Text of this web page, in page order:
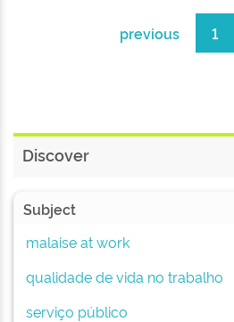
previous 1
Discover
Subject
malaise at work
qualidade de vida no trabalho
serviço público